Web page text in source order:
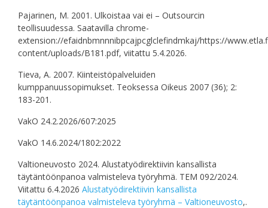
Pajarinen, M. 2001. Ulkoistaa vai ei – Outsourcin
teollisuudessa. Saatavilla chrome-
extension://efaidnbmnnnibpcajpcglclefindmkaj/https://
content/uploads/B181.pdf, viitattu 5.4.2026.
Tieva, A. 2007. Kiinteistöpalveluiden
kumppanuussopimukset. Teoksessa Oikeus 2007 (36); 2:
183-201.
VakO 24.2.2026/607:2025
VakO 14.6.2024/1802:2022
Valtioneuvosto 2024. Alustatyödirektiivin kansallista
täytäntöönpanoa valmisteleva työryhmä. TEM 092/2024.
Viitattu 6.4.2026 Alustatyödirektiivin kansallista
täytäntöönpanoa valmisteleva työryhmä – Valtioneuvosto,.